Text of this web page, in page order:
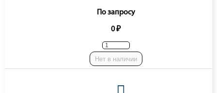
По запросу
0 ₽
Нет в наличии